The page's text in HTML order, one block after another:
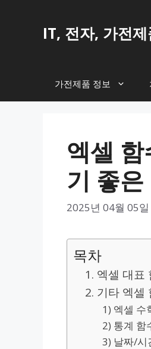
IT, 전자, 가전
가전제품 정보
엑셀
기 좋
2025년 04월 05일
목차
1. 엑셀 대표
2. 기타 엑셀
1) 엑셀 수
2) 통계 함
3) 날짜/시